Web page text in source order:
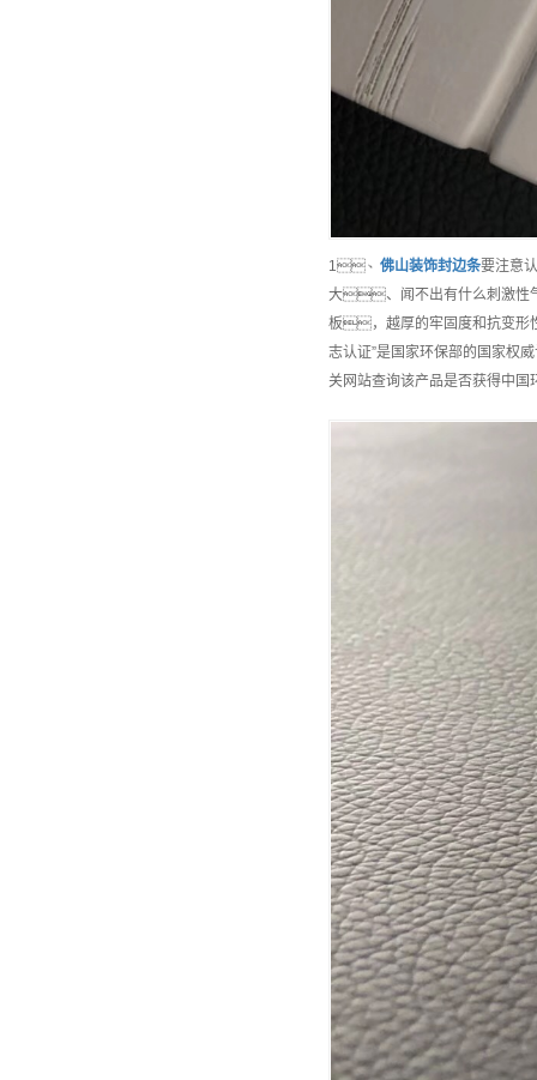
1、 佛山装饰封边条要注意
大、闻不出有什么刺激
板，越厚的牢固度和抗
志认证”是国家环保部的国家
关网站查询该产品是否获得中